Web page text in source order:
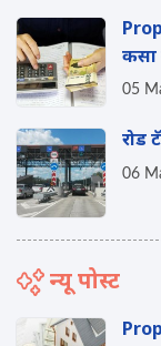
कसा
05
रोड
06
न्यू पोस्ट